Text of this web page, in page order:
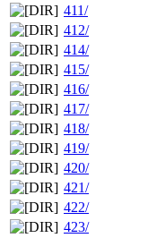
411/
412/
414/
415/
416/
417/
418/
419/
420/
421/
422/
423/